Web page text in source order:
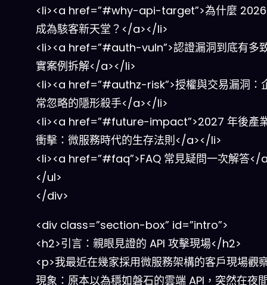
<li><a href=”#why-api-target”>為什麼 2026
成為駭客新天堂？</a></li>
<li><a href=”#auth-vuln”>認證漏洞到底有多
實案例拆解</a></li>
<li><a href=”#authz-risk”>授權與交易漏洞：
常忽略的隱形殺手</a></li>
<li><a href=”#future-impact”>2027 年後產
衝擊：微服務時代的生存法則</a></li>
<li><a href=”#faq”>FAQ 常見疑問一次解答</
</ul>
</div>
<div class=”section-box” id=”intro”>
<h2>引言：親眼見證的 API 攻擊現場</h2>
<p>我最近在幾家採用微服務架構的客戶現場觀
現象：原本以為穩如磐石的雲端 API，突然在夜